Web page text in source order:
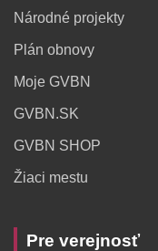
Národné projekty
Plán obnovy
Moje GVBN
GVBN.SK
GVBN SHOP
Žiaci mestu
Pre verejnosť